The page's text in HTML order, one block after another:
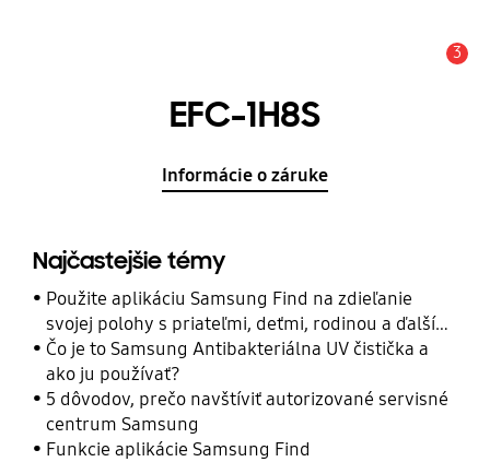
3
EFC-1H8S
Informácie o záruke
Najčastejšie témy
Použite aplikáciu Samsung Find na zdieľanie
svojej polohy s priateľmi, deťmi, rodinou a ďalšími
kontaktmi
Čo je to Samsung Antibakteriálna UV čistička a
ako ju používať?
5 dôvodov, prečo navštíviť autorizované servisné
centrum Samsung
Funkcie aplikácie Samsung Find